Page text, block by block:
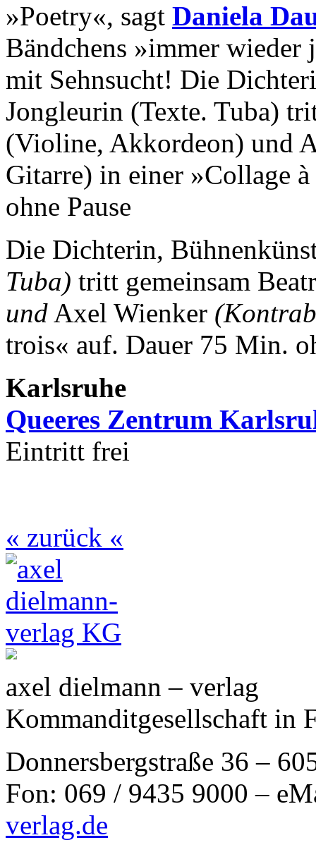
»Poetry«, sagt Daniela
Bändchens »immer wieder
mit Sehnsucht! Die
Jongleurin (Texte. Tuba)
(Violine, Akkordeon) und
Gitarre) in einer »Collage
ohne Pause
Die Dichterin,
Tuba) tritt gemeinsam
und Axel Wienker
trois« auf. Dauer 75 Min.
Karlsruhe
Queeres Zentrum
Eintritt frei
« zurück «
axel dielmann – verlag
Kommanditgesellschaft in
Donnersbergstraße 36 –
Fon: 069 / 9435 9000 –
verlag.de